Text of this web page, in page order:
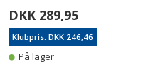
DKK 289,95
Klubpris: DKK 246,46
På lager